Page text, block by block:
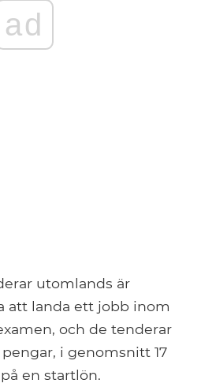
ad
utomlands är
att landa ett jobb inom
och de tenderar
i genomsnitt 17
en startlön.